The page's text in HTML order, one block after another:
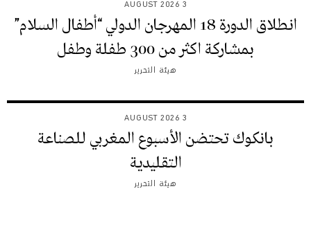
3 AUGUST 2026
انطلاق الدورة 18 المهرجان الدولي “أطفال السلام”
بمشاركة اكثر من 300 طفلة وطفل
هيئة التحرير
3 AUGUST 2026
بانكوك تحتضن الأسبوع المغربي للصناعة
التقليدية
هيئة التحرير